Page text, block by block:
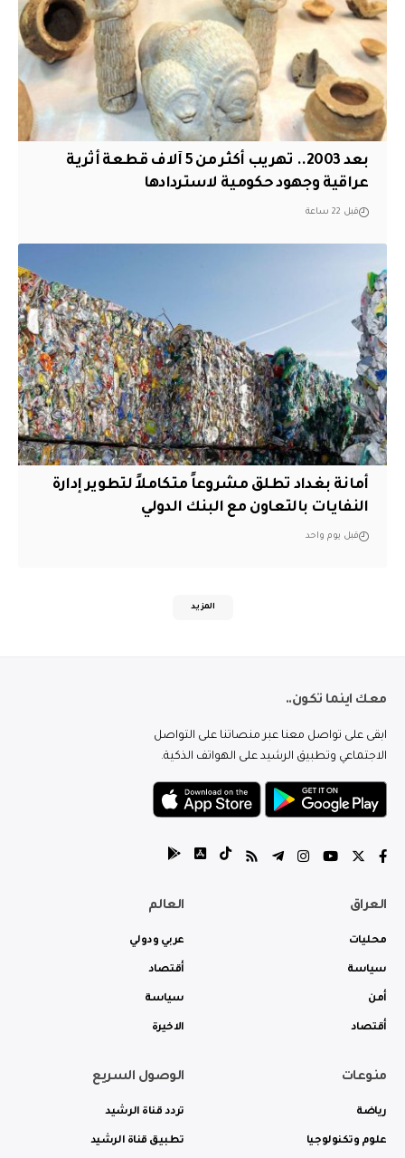
بعد 2003.. تهريب أكثر من 5 آلاف قطعة أثرية
عراقية وجهود حكومية لاستردادها
قبل 22 ساعة
أمانة بغداد تطلق مشروعاً متكاملاً لتطوير إدارة
النفايات بالتعاون مع البنك الدولي
قبل يوم واحد
المزيد
معك اينما تكون..
ابقى على تواصل معنا عبر منصاتنا على التواصل
الاجتماعي وتطبيق الرشيد على الهواتف الذكية.
العراق
محليات
سياسة
أمن
أقتصاد
العالم
عربي ودولي
أقتصاد
سياسة
الاخيرة
منوعات
رياضة
علوم وتكنولوجيا
الوصول السريع
تردد قناة الرشيد
تطبيق قناة الرشيد